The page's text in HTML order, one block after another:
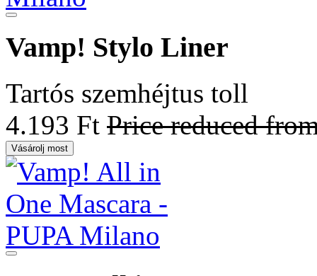
Vamp! Stylo Liner
Tartós szemhéjtus toll
4.193 Ft Price reduced
Vásárolj most